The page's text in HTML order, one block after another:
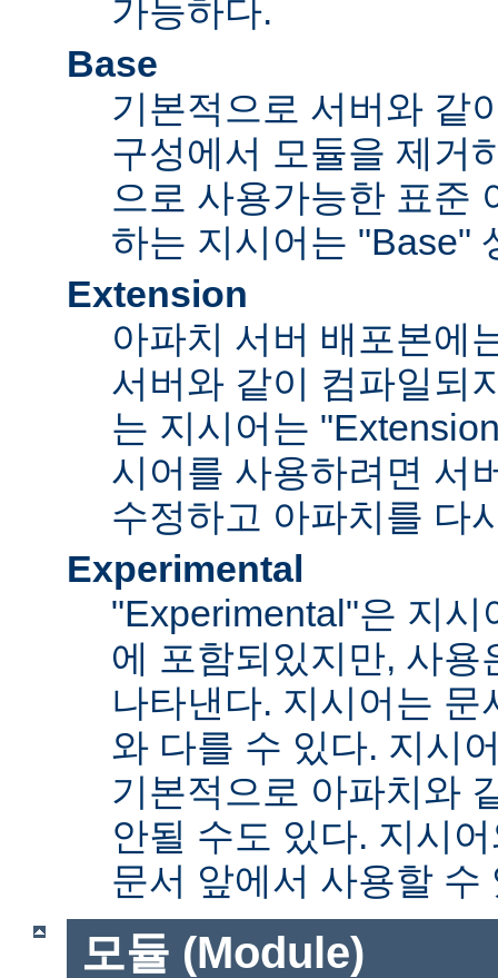
가능하다.
Base
기본적으로 서버와 같
구성에서 모듈을 제거
으로 사용가능한 표준
하는 지시어는 "Base"
Extension
아파치 서버 배포본에
서버와 같이 컴파일되
는 지시어는
시어를 사용하려면 서
수정하고 아파치를 다
Experimental
"Experimental"은 지시
에 포함되있지만, 사용
나타낸다. 지시어는
와 다를 수 있다. 지시
기본적으로 아파치와
안될 수도 있다. 지시
문서 앞에서 사용할 수
모듈 (Module)